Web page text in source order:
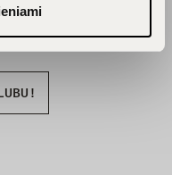
emocje,